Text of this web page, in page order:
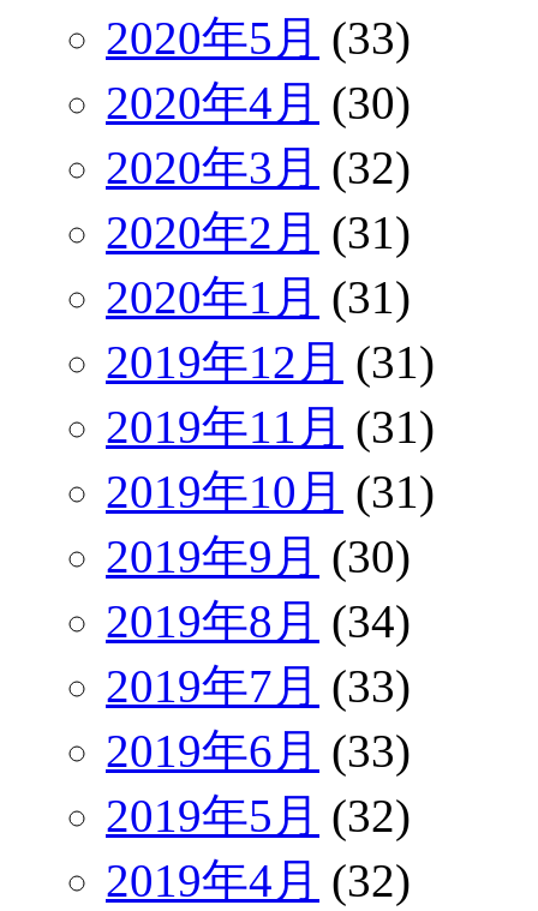
2020年5月 (33)
2020年4月 (30)
2020年3月 (32)
2020年2月 (31)
2020年1月 (31)
2019年12月 (31)
2019年11月 (31)
2019年10月 (31)
2019年9月 (30)
2019年8月 (34)
2019年7月 (33)
2019年6月 (33)
2019年5月 (32)
2019年4月 (32)